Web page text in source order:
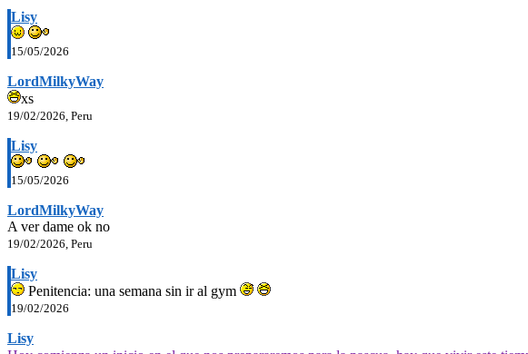
Lisy
15/05/2026
LordMilkyWay
xs
19/02/2026, Peru
Lisy
15/05/2026
LordMilkyWay
A ver dame ok no
19/02/2026, Peru
Lisy
Penitencia: una semana sin ir al gym
19/02/2026
Lisy